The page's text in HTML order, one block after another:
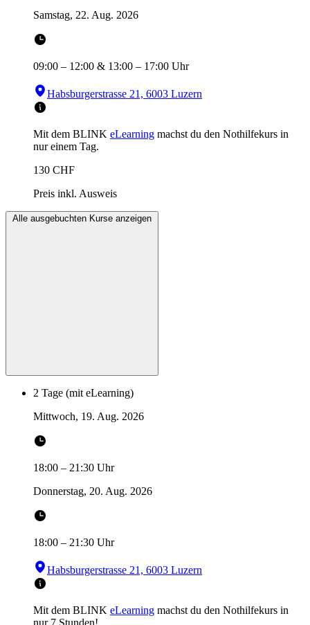
Samstag, 22. Aug. 2026
09:00 – 12:00 & 13:00 – 17:00 Uhr
Habsburgerstrasse 21, 6003 Luzern
Mit dem BLINK eLearning machst du den Nothilfekurs in
nur einem Tag.
130 CHF
Preis inkl. Ausweis
Alle ausgebuchten Kurse anzeigen
2 Tage (mit eLearning)
Mittwoch, 19. Aug. 2026
18:00 – 21:30 Uhr
Donnerstag, 20. Aug. 2026
18:00 – 21:30 Uhr
Habsburgerstrasse 21, 6003 Luzern
Mit dem BLINK eLearning machst du den Nothilfekurs in
nur 7 Stunden!